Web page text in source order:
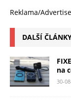
Reklama/
DALŠÍ
na
30-